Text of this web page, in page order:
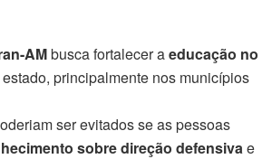
AMbusca fortalecer aeducação no
principalmente nos municípios
ser evitados se as pessoas
sobre direção defensivae